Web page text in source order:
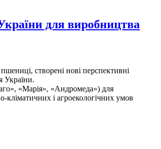
для виробництва
створені нові перспективні
України.
«Марія», «Андромеда») для
кліматичних і агроекологічних умов